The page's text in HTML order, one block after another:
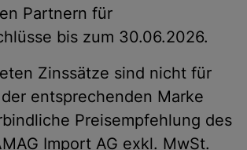
Partnern für
bis zum 30.06.2026.
Zinssätze sind nicht für
entsprechenden Marke
Preisempfehlung des
Import AG exkl. MwSt.